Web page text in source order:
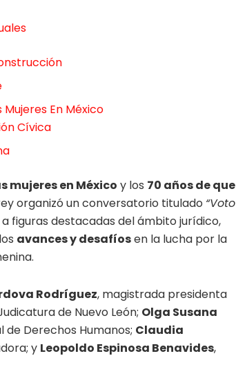
En México
Cívica
mujeres en México y los 70 años de que
organizó un conversatorio titulado “Voto
a figuras destacadas del ámbito jurídico,
avances y desafíosen la lucha por la
Rodríguez, magistrada presidenta
de Nuevo León; Olga Susana
de Derechos Humanos; Claudia
y Leopoldo Espinosa Benavides,